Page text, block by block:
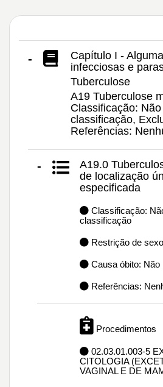
-
Capítulo I -
infecciosas e
Tuberculose
A19 Tuberculose
Classificação:
classificação,
Referências:
-
A19.0
de localização
especificada
Classificação:
classificação
Restrição de
Causa óbito: Não
Referências:
Procedimentos
02.03.01.003-5
CITOLOGIA
VAGINAL E DE